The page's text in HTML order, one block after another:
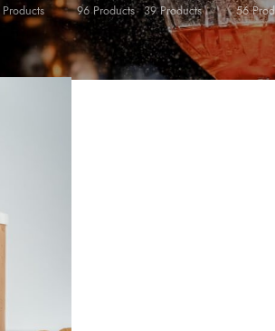
96 Products 39 Products 56
Fun&Fit Company